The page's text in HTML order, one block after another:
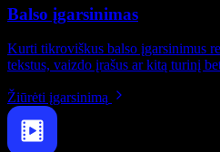
Balso įgarsinimas
Kurti tikroviškus balso įgarsinimus
tekstus, vaizdo įrašus ar kitą turinį
Žiūrėti įgarsinimą